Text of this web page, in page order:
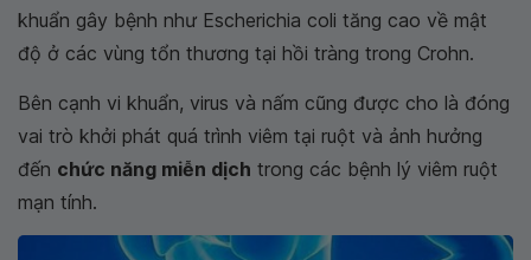
khuẩn gây bệnh như Escherichia coli tăng cao về mật
độ ở các vùng tổn thương tại hồi tràng trong Crohn.
Bên cạnh vi khuẩn, virus và nấm cũng được cho là đóng
vai trò khởi phát quá trình viêm tại ruột và ảnh hưởng
đến chức năng miễn dịch trong các bệnh lý viêm ruột
mạn tính.